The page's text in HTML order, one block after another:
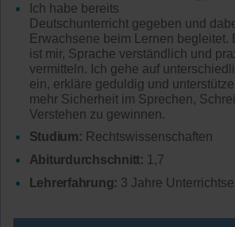
Ich habe bereits
Deutschunterricht gegeben und
Erwachsene beim Lernen begleitet.
ist mir, Sprache verständlich und
vermitteln. Ich gehe auf
ein, erkläre geduldig und
mehr Sicherheit im Sprechen,
Verstehen zu gewinnen.
Studium: Rechtswissenschaften
Abiturdurchschnitt: 1,7
Lehrerfahrung: 3 Jahre